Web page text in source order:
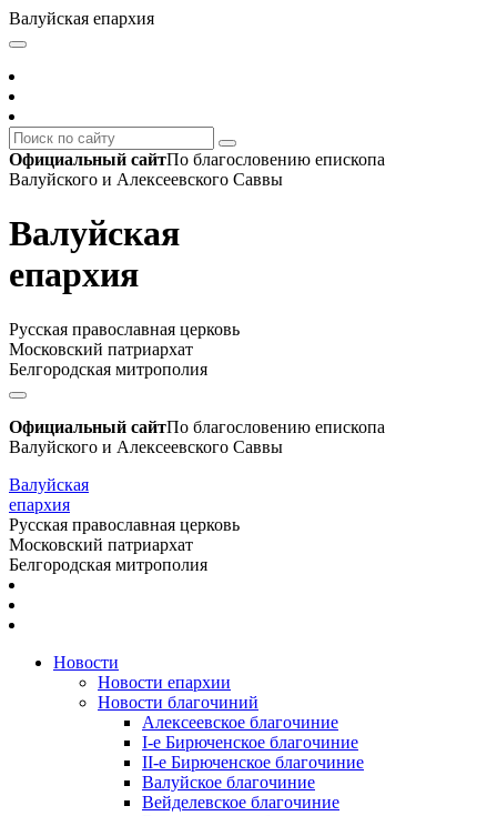
Валуйская епархия
Официальный сайтПо благословению епископа
Валуйского и Алексеевского Саввы
Валуйская
епархия
Русская православная церковь
Московский патриархат
Белгородская митрополия
Официальный сайтПо благословению епископа
Валуйского и Алексеевского Саввы
Валуйская
епархия
Русская православная церковь
Московский патриархат
Белгородская митрополия
Новости
Новости епархии
Новости благочиний
Алексеевское благочиние
I-е Бирюченское благочиние
II-е Бирюченское благочиние
Валуйское благочиние
Вейделевское благочиние